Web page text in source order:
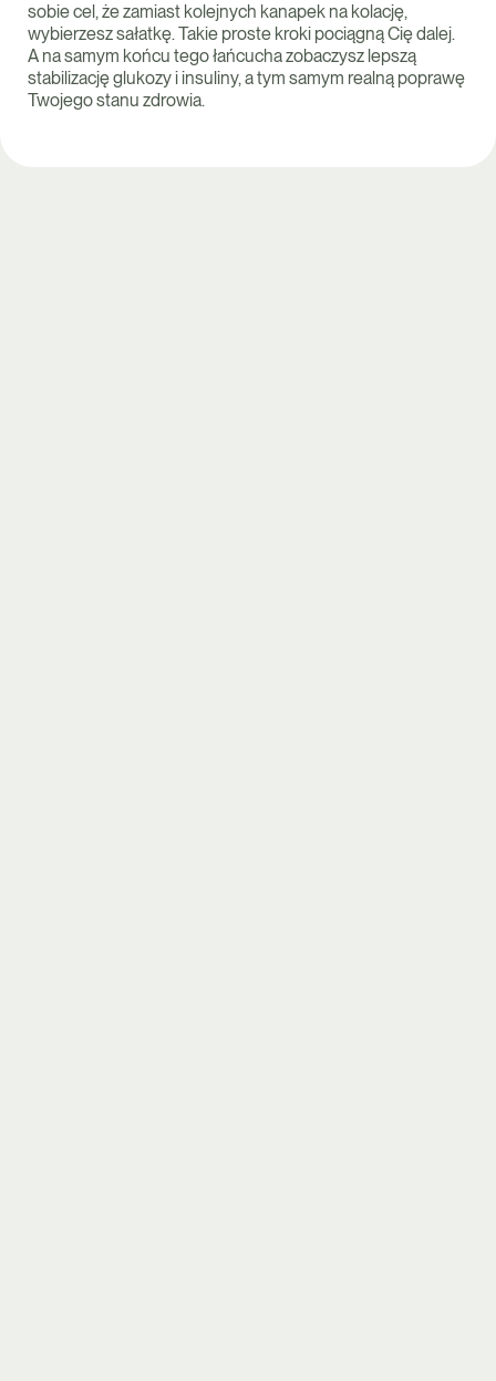
sobie cel, że zamiast kolejnych kanapek na kolację,
wybierzesz sałatkę. Takie proste kroki pociągną Cię dalej.
A na samym końcu tego łańcucha zobaczysz lepszą
stabilizację glukozy i insuliny, a tym samym realną poprawę
Twojego stanu zdrowia.